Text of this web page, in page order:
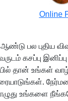
Online
ஆண்டு பல
கசப்பு
தான் உங்கள்
உங்களை